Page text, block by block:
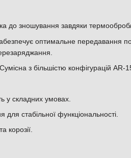
до зношування завдяки
оптимальне передавання
Сумісна з більшістю конфігурацій AR-
у складних умовах.
для стабільної функціональності.
корозії.